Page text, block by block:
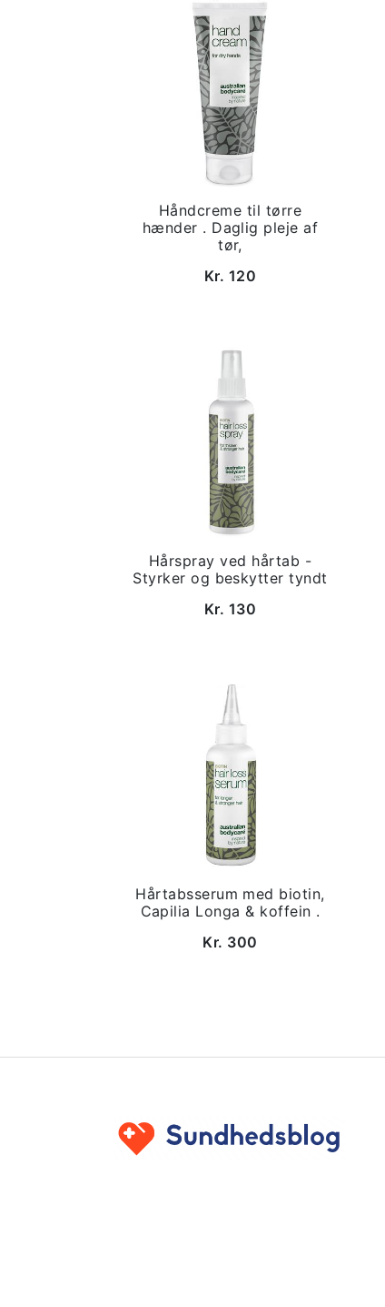
Håndcreme til tørre
hænder . Daglig pleje af
tør,
Kr. 120
Hårspray ved hårtab -
Styrker og beskytter tyndt
Kr. 130
Hårtabsserum med biotin,
Capilia Longa & koffein .
Kr. 300